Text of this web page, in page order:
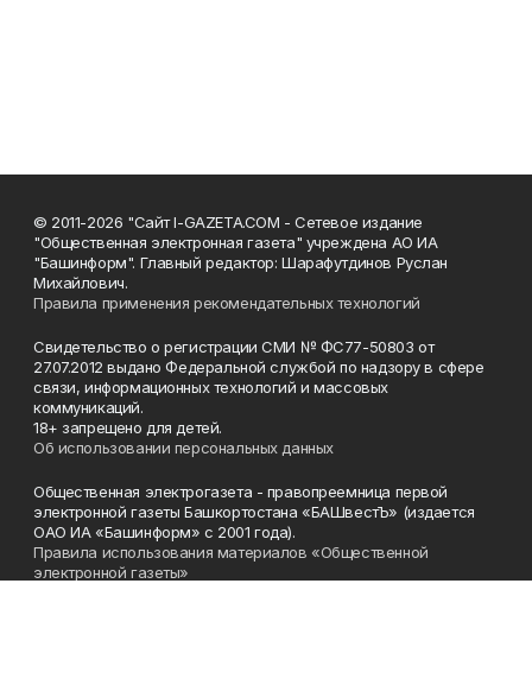
© 2011-2026 "Сайт I-GAZETA.COM - Сетевое издание
"Общественная электронная газета" учреждена АО ИА
"Башинформ". Главный редактор: Шарафутдинов Руслан
Михайлович.
Правила применения рекомендательных технологий
Свидетельство о регистрации СМИ № ФС77-50803 от
27.07.2012 выдано Федеральной службой по надзору в сфере
связи, информационных технологий и массовых
коммуникаций.
18+ запрещено для детей.
Об использовании персональных данных
Общественная электрогазета - правопреемница первой
электронной газеты Башкортостана «БАШвестЪ» (издается
ОАО ИА «Башинформ» с 2001 года).
Правила использования материалов «Общественной
электронной газеты»